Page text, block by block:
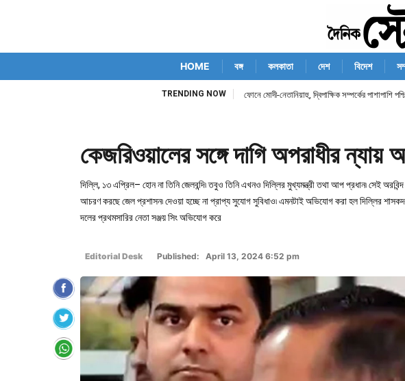
HOME বঙ্গ কলকাতা দেশ বিদেশ
TRENDING NOW ৭ সপ্তাহের মধ্যে সর্বোচ্চ সোনার দাম
কেজরিওয়ালের সঙ্গে দাগি অপরাধীর
দিল্লি, ১৩ এপ্রিল– হোন না তিনি জেলবন্দি৷ তবুও তিনি এখনও দিল্লির মুখ্যমন্ত্রী তথা আপ প্রধান৷ সেই
আচরণ করছে জেল প্রশাসন৷ দেওয়া হচ্ছে না প্রাপ্য সুযোগ সুবিধাও৷ এমনটাই অভিযোগ করা হল দিল্লির
দলের প্রথমসারির নেতা সঞ্জয় সিং অভিযোগ করে
Editorial Desk Published: April 13, 2024 6:52 pm